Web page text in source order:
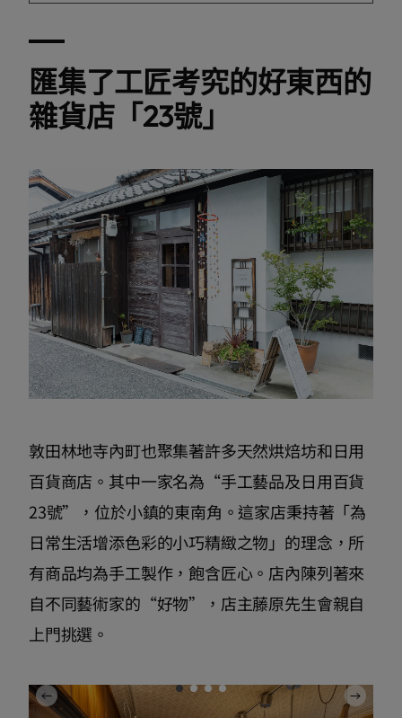
匯集了工匠考究的好東西的
雜貨店「23號」
敦田林地寺內町也聚集著許多天然烘焙坊和日用
百貨商店。其中一家名為“手工藝品及日用百貨
23號”，位於小鎮的東南角。這家店秉持著「為
日常生活增添色彩的小巧精緻之物」的理念，所
有商品均為手工製作，飽含匠心。店內陳列著來
自不同藝術家的“好物”，店主藤原先生會親自
上門挑選。